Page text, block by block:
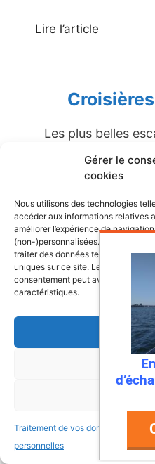
Gérer le
cookies
Nous utilisons des technologies
accéder aux informations relatives
améliorer l’expérience de
(non-)personnalisées. Consentir à
traiter des données telles que le
uniques sur ce site. Le fait de ne
consentement peut avoir un effet
caractéristiques.
Voir les
Traitement de vos données
personnelles
Lire l’article
Les plus belles
Envie de
amarres direction